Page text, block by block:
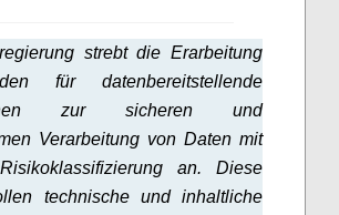
strebt die Erarbeitung
für datenbereitstellende
zur sicheren und
Verarbeitung von Daten mit
an. Diese
technische und inhaltliche